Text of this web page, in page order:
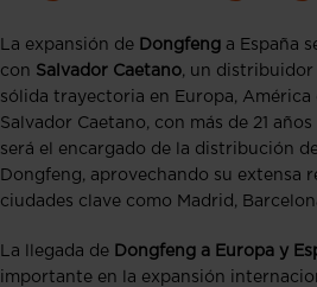
La expansión de Dongfeng a España
con Salvador Caetano, un
sólida trayectoria en Europa, América
Salvador Caetano, con más de 21
será el encargado de la distribución
Dongfeng, aprovechando su extensa
ciudades clave como Madrid,
La llegada de Dongfeng a Europa y
importante en la expansión